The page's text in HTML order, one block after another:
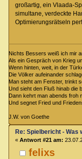
großartig, ein Vlaada-
simultane, verdeckte
Optimierungsrätseln
Nichts Bessers weiß ich mir
Als ein Gespräch von Krieg
Wenn hinten, weit, in der
Die Völker aufeinander
Man steht am Fenster, trinkt
Und sieht den Fluß hinab die
Dann kehrt man abends froh
Und segnet Fried und
J.W. von Goethe
felixs
Re: Spielbericht - Was
« Antwort #21 am: